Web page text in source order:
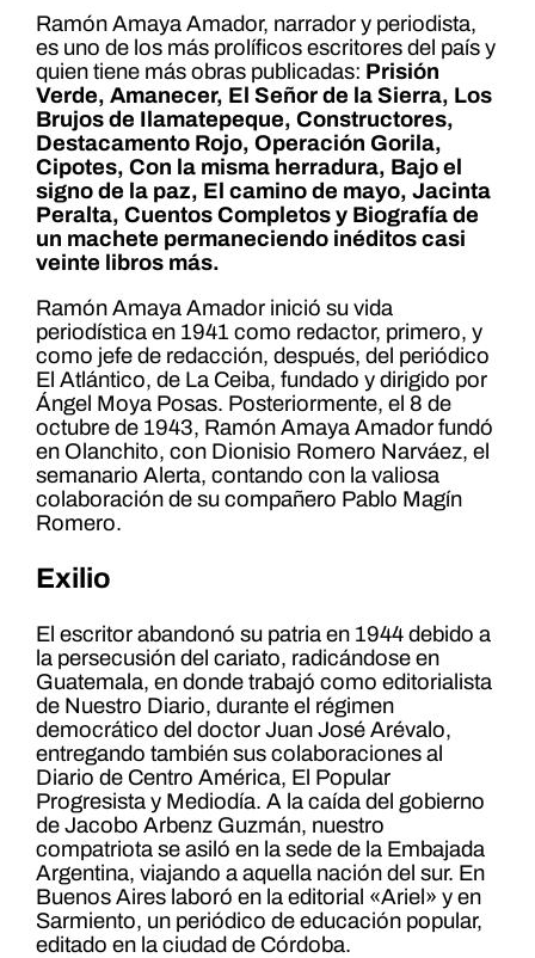
Ramón Amaya Amador, narrador y periodista,
es uno de los más prolíficos escritores del país y
quien tiene más obras publicadas: Prisión
Verde, Amanecer, El Señor de la Sierra, Los
Brujos de Ilamatepeque, Constructores,
Destacamento Rojo, Operación Gorila,
Cipotes, Con la misma herradura, Bajo el
signo de la paz, El camino de mayo, Jacinta
Peralta, Cuentos Completos y Biografía de
un machete permaneciendo inéditos casi
veinte libros más.
Ramón Amaya Amador inició su vida
periodística en 1941 como redactor, primero, y
como jefe de redacción, después, del periódico
El Atlántico, de La Ceiba, fundado y dirigido por
Ángel Moya Posas. Posteriormente, el 8 de
octubre de 1943, Ramón Amaya Amador fundó
en Olanchito, con Dionisio Romero Narváez, el
semanario Alerta, contando con la valiosa
colaboración de su compañero Pablo Magín
Romero.
Exilio
El escritor abandonó su patria en 1944 debido a
la persecusión del cariato, radicándose en
Guatemala, en donde trabajó como editorialista
de Nuestro Diario, durante el régimen
democrático del doctor Juan José Arévalo,
entregando también sus colaboraciones al
Diario de Centro América, El Popular
Progresista y Mediodía. A la caída del gobierno
de Jacobo Arbenz Guzmán, nuestro
compatriota se asiló en la sede de la Embajada
Argentina, viajando a aquella nación del sur. En
Buenos Aires laboró en la editorial «Ariel» y en
Sarmiento, un periódico de educación popular,
editado en la ciudad de Córdoba.